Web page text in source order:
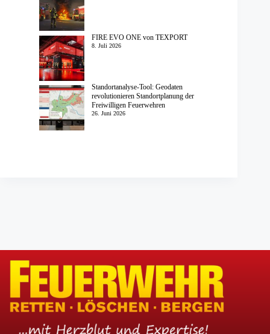
FIRE EVO ONE von TEXPORT
8. Juli 2026
Standortanalyse-Tool: Geodaten
revolutionieren Standortplanung der
Freiwilligen Feuerwehren
26. Juni 2026